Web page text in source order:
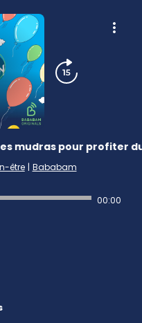
mudras pour profiter
être | Bababam
00:00